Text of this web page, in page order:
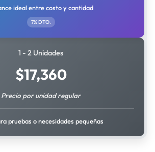
ideal entre costo y cantidad
7% DTO.
1 - 2 Unidades
$17,360
Precio por unidad regular
pruebas o necesidades pequeñas